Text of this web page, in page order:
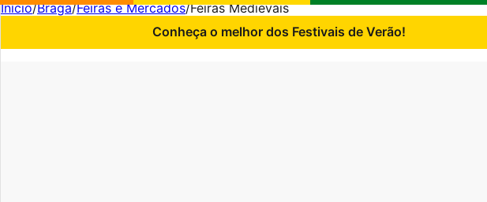
Início/Braga/Feiras e Mercados/Feiras Medievais
Conheça o melhor dos Festivais de Verão!